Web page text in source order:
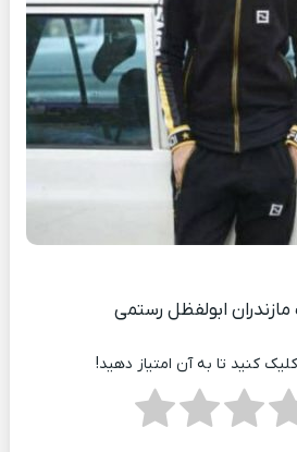
ابولفظل رستمی
کنید تا به آن امتیاز دهید!